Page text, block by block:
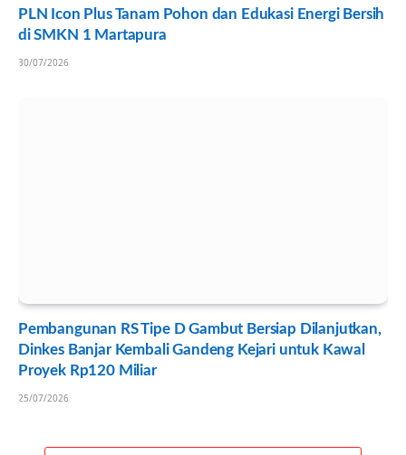
PLN Icon Plus Tanam Pohon dan Edukasi Energi Bersih
di SMKN 1 Martapura
30/07/2026
Pembangunan RS Tipe D Gambut Bersiap Dilanjutkan,
Dinkes Banjar Kembali Gandeng Kejari untuk Kawal
Proyek Rp120 Miliar
25/07/2026